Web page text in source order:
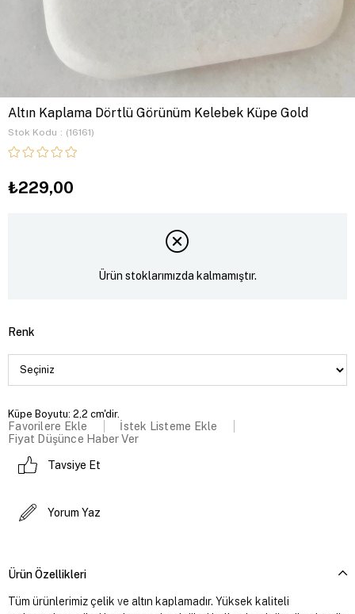
Altın Kaplama Dörtlü Görünüm Kelebek Küpe Gold
Stok Kodu (16161)
₺229,00
Ürün stoklarımızda kalmamıştır.
Renk
Küpe Boyutu: 2,2 cm'dir.
Favorilere Ekle
İstek Listeme Ekle
Fiyat Düşünce Haber Ver
Tavsiye Et
Yorum Yaz
Ürün Özellikleri
Tüm ürünlerimiz çelik ve altın kaplamadır. Yüksek kaliteli